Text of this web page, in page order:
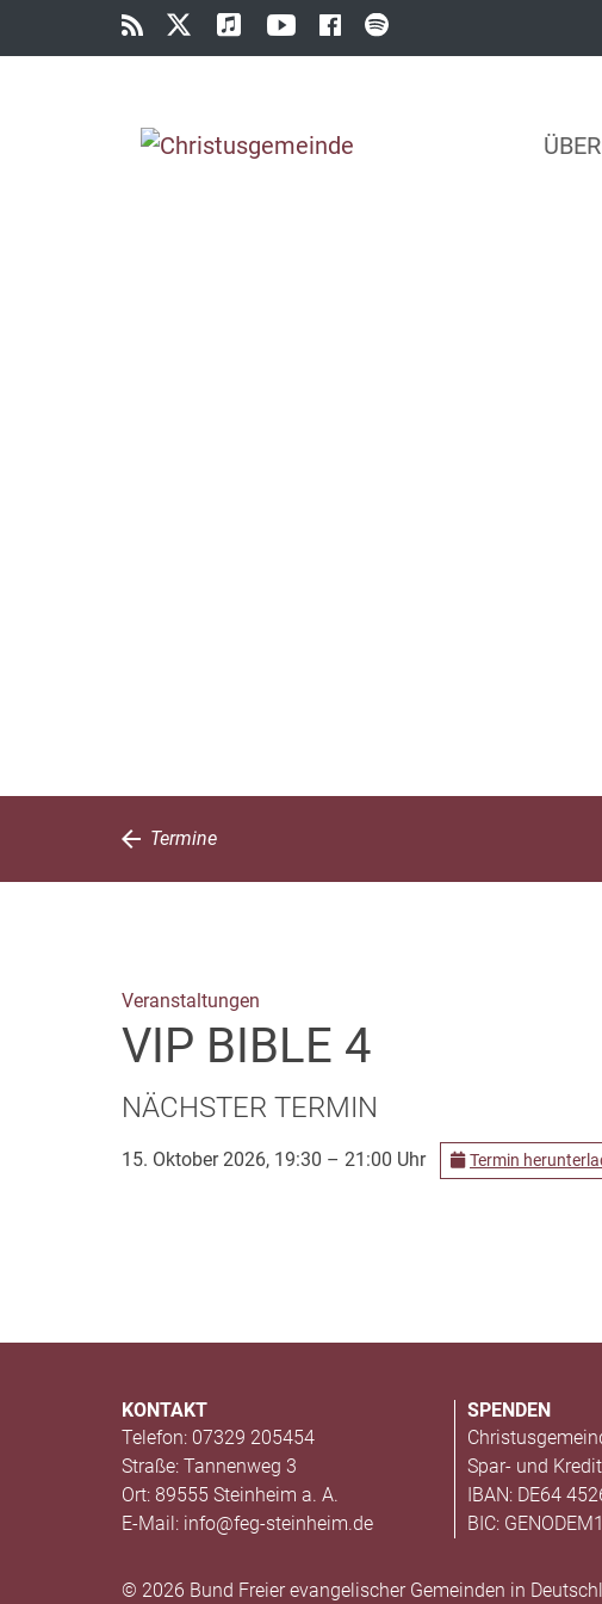
Termine
Veranstaltungen
VIP BIBLE 4
NÄCHSTER TERMIN
15. Oktober 2026, 19:30 – 21:00 Uhr Termin
KONTAKT
Telefon: 07329 205454
Straße: Tannenweg 3
Ort: 89555 Steinheim a. A.
E-Mail: info@feg-steinheim.de
SPENDEN
Spar- und
IBAN: DE64
BIC:
© 2026 Bund Freier evangelischer Gemeinden in